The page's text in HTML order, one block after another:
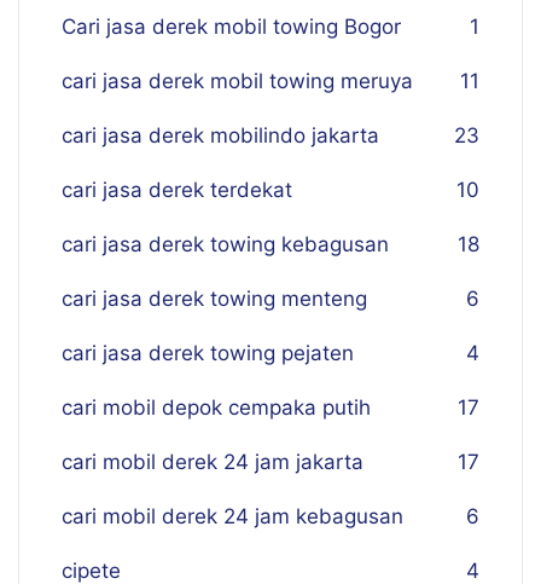
Cari jasa derek mobil towing Bogor 1
cari jasa derek mobil towing meruya 11
cari jasa derek mobilindo jakarta 23
cari jasa derek terdekat 10
cari jasa derek towing kebagusan 18
cari jasa derek towing menteng 6
cari jasa derek towing pejaten 4
cari mobil depok cempaka putih 17
cari mobil derek 24 jam jakarta 17
cari mobil derek 24 jam kebagusan 6
cipete 4